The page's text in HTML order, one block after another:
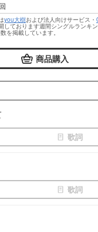
回
you大樹および法人向けサービス・
しております週間シングルランキ
を掲載しています。
商品購入
歌詞
歌詞